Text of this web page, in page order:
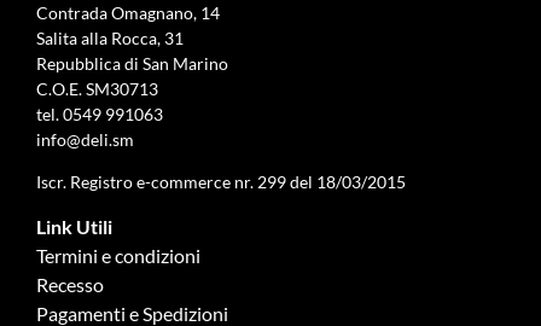
Contrada Omagnano, 14
Salita alla Rocca, 31
Repubblica di San Marino
C.O.E. SM30713
tel.0549 991063
info@deli.sm
Iscr. Registro e-commerce nr. 299 del 18/03/2015
Link Utili
Termini e condizioni
Recesso
Pagamenti e Spedizioni